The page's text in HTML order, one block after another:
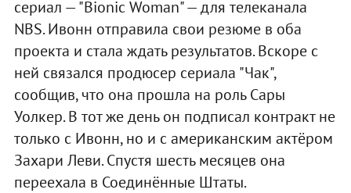
сериал — "Bionic Woman" — для телеканала
NBS. Ивонн отправила свои резюме в оба
проекта и стала ждать результатов. Вскоре с
ней связался продюсер сериала "Чак",
сообщив, что она прошла на роль Сары
Уолкер. В тот же день он подписал контракт не
только с Ивонн, но и с американским актёром
Захари Леви. Спустя шесть месяцев она
переехала в Соединённые Штаты.